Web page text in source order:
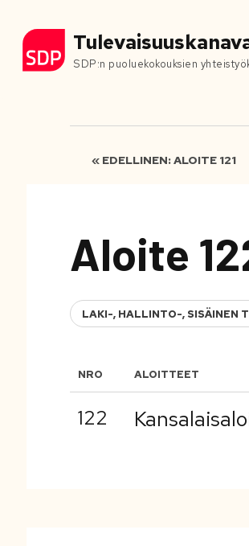
SDP:n puoluekokouksien
« EDELLINEN: ALOITE 121
Aloite
LAKI-, HALLINTO-, SISÄINEN
NRO ALOITTEET
122